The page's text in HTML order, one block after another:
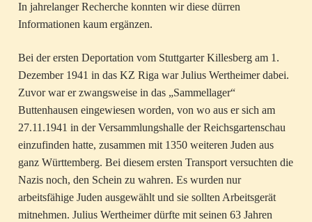
In jahrelanger Recherche konnten wir diese dürren
Informationen kaum ergänzen.
Bei der ersten Deportation vom Stuttgarter Killesberg am 1.
Dezember 1941 in das KZ Riga war Julius Wertheimer dabei.
Zuvor war er zwangsweise in das „Sammellager“
Buttenhausen eingewiesen worden, von wo aus er sich am
27.11.1941 in der Versammlungshalle der Reichsgartenschau
einzufinden hatte, zusammen mit 1350 weiteren Juden aus
ganz Württemberg. Bei diesem ersten Transport versuchten die
Nazis noch, den Schein zu wahren. Es wurden nur
arbeitsfähige Juden ausgewählt und sie sollten Arbeitsgerät
mitnehmen. Julius Wertheimer dürfte mit seinen 63 Jahren